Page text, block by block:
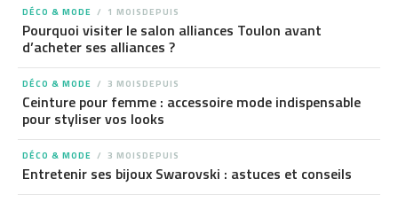
DÉCO & MODE 1 MOISDEPUIS
Pourquoi visiter le salon alliances Toulon avant
d’acheter ses alliances ?
DÉCO & MODE 3 MOISDEPUIS
Ceinture pour femme : accessoire mode indispensable
pour styliser vos looks
DÉCO & MODE 3 MOISDEPUIS
Entretenir ses bijoux Swarovski : astuces et conseils